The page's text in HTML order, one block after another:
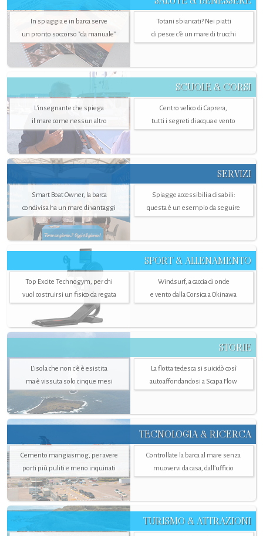
In spiaggia e in barca serve
un pronto soccorso "da manuale"
Totani sbiancati? Nei piatti
di pesce c'è un mare di trucchi
SCUOLE & CORSI
L'insegnante che spiega
il mare come nessun altro
Centro velico di Caprera,
tutti i segreti di acqua e vento
SERVIZI
Smart Boat Owner, la barca
condivisa ha un mare di vantaggi
Spiagge accessibili a disabili:
questa è un esempio da seguire
SPORT & ALLENAMENTO
Top Excite Technogym, per chi
vuol costruirsi un fisico da regata
Windsurf, a caccia di onde
e vento dalla Corsica a Okinawa
STORIE
L’isola che non c'è è esistita
ma è vissuta solo cinque mesi
La flotta tedesca si suicidò così
autoaffondandosi a Scapa Flow
TECNOLOGIA & RICERCA
Cemento mangiasmog, per avere
porti più puliti e meno inquinati
Controllate la barca al mare senza
muovervi da casa, dall’ufficio
TURISMO & ATTRAZIONI